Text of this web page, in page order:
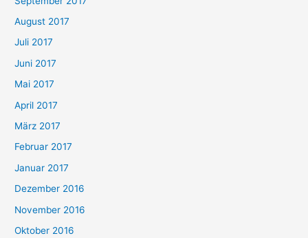
August 2017
Juli 2017
Juni 2017
Mai 2017
April 2017
März 2017
Februar 2017
Januar 2017
Dezember 2016
November 2016
Oktober 2016